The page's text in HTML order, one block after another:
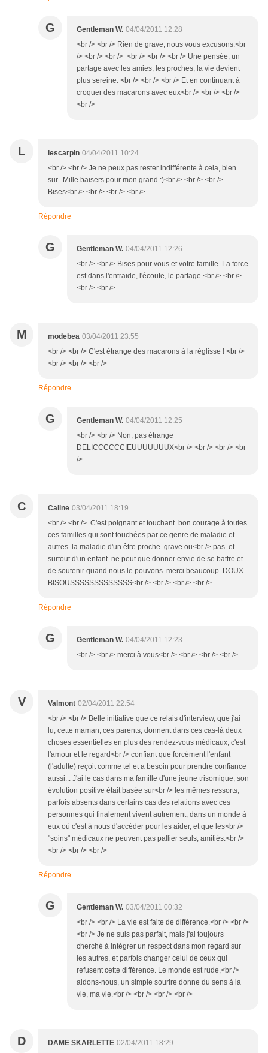
G Gentleman W. 04/04/2011 12:28
<br /> <br /> Rien de grave, nous vous excusons.<br
/> <br /> <br /> <br /> <br /> <br /> Une pensée, un
partage avec les amies, les proches, la vie devient
plus sereine. <br /> <br /> <br /> Et en continuant à
croquer des macarons avec eux<br /> <br /> <br />
<br />
L lescarpin 04/04/2011 10:24
<br /> <br /> Je ne peux pas rester indifférente à cela, bien
sur...Mille baisers pour mon grand :)<br /> <br /> <br />
Bises<br /> <br /> <br /> <br />
Répondre
G Gentleman W. 04/04/2011 12:26
<br /> <br /> Bises pour vous et votre famille. La force
est dans l'entraide, l'écoute, le partage.<br /> <br />
<br /> <br />
M modebea 03/04/2011 23:55
<br /> <br /> C'est étrange des macarons à la réglisse ! <br />
<br /> <br /> <br />
Répondre
G Gentleman W. 04/04/2011 12:25
<br /> <br /> Non, pas étrange
DELICCCCCCIEUUUUUUUX<br /> <br /> <br /> <br
/>
C Caline 03/04/2011 18:19
<br /> <br /> C'est poignant et touchant..bon courage à toutes
ces familles qui sont touchées par ce genre de maladie et
autres..la maladie d'un être proche..grave ou<br /> pas..et
surtout d'un enfant..ne peut que donner envie de se battre et
de soutenir quand nous le pouvons..merci beaucoup..DOUX
BISOUSSSSSSSSSSSSS<br /> <br /> <br /> <br />
Répondre
G Gentleman W. 04/04/2011 12:23
<br /> <br /> merci à vous<br /> <br /> <br /> <br />
V Valmont 02/04/2011 22:54
<br /> <br /> Belle initiative que ce relais d'interview, que j'ai
lu, cette maman, ces parents, donnent dans ces cas-là deux
choses essentielles en plus des rendez-vous médicaux, c'est
l'amour et le regard<br /> confiant que forcément l'enfant
(l'adulte) reçoit comme tel et a besoin pour prendre confiance
aussi... J'ai le cas dans ma famille d'une jeune trisomique, son
évolution positive était basée sur<br /> les mêmes ressorts,
parfois absents dans certains cas des relations avec ces
personnes qui finalement vivent autrement, dans un monde à
eux où c'est à nous d'accéder pour les aider, et que les<br />
"soins" médicaux ne peuvent pas pallier seuls, amitiés.<br />
<br /> <br /> <br />
Répondre
G Gentleman W. 03/04/2011 00:32
<br /> <br /> La vie est faite de différence.<br /> <br />
<br /> Je ne suis pas parfait, mais j'ai toujours
cherché à intégrer un respect dans mon regard sur
les autres, et parfois changer celui de ceux qui
refusent cette différence. Le monde est rude,<br />
aidons-nous, un simple sourire donne du sens à la
vie, ma vie.<br /> <br /> <br /> <br />
D DAME SKARLETTE 02/04/2011 18:29